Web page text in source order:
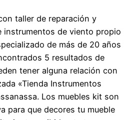
taller de reparación y
instrumentos de viento propio
de más de 20 años
5 resultados de
tener alguna relación con
«Tienda Instrumentos
Los muebles kit son
para que decores tu mueble